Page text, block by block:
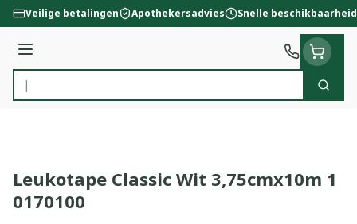
Ga naar de inhoud
Veilige betalingen Apothekersadvies Snelle beschikbaarheid
Menu
Product, merk, categorie...
Zoek
Leukotape Classic Wit 3,75cmx10m 1
0170100